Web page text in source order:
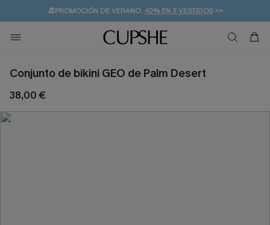
👒PROMOCIÓN DE VERANO:-10% EN 2 VESTIDOS>>
💌¡SUSCRIBIRSE & GANAR -10% EXTRA!
🚚ENVÍO GRATUITO A PARTIR DE 49 € >>
Conjunto de bikini GEO de Palm Desert
38,00 €